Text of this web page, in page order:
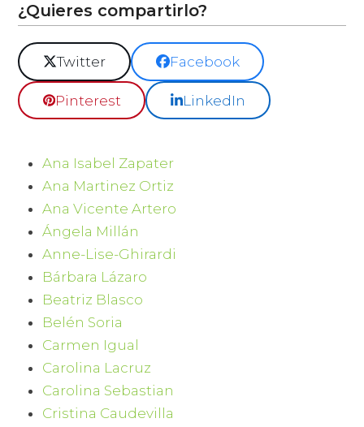
¿Quieres compartirlo?
Twitter Facebook
Pinterest LinkedIn
Ana Isabel Zapater
Ana Martinez Ortiz
Ana Vicente Artero
Ángela Millán
Anne-Lise-Ghirardi
Bárbara Lázaro
Beatriz Blasco
Belén Soria
Carmen Igual
Carolina Lacruz
Carolina Sebastian
Cristina Caudevilla